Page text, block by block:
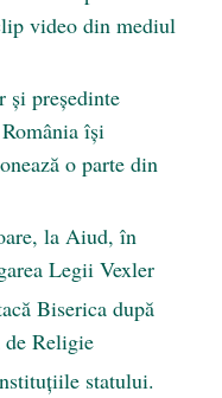
video din mediul
și președinte
își
o parte din
la Aiud, în
Legii Vexler
Biserica după
Religie
statului.